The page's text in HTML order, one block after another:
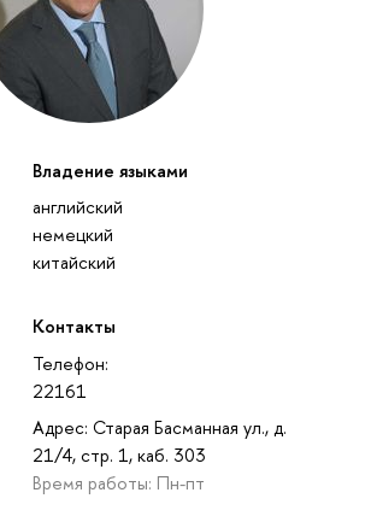
Владение языками
английский
немецкий
китайский
Контакты
Телефон:
22161
Адрес: Старая Басманная ул., д.
21/4, стр. 1, каб. 303
Время работы: Пн-пт